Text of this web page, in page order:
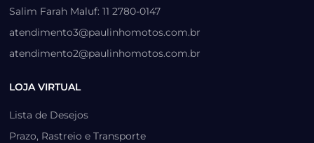
Salim Farah Maluf: 11 2780-0147
atendimento3@paulinhomotos.com.br
atendimento2@paulinhomotos.com.br
LOJA VIRTUAL
Lista de Desejos
Prazo, Rastreio e Transporte